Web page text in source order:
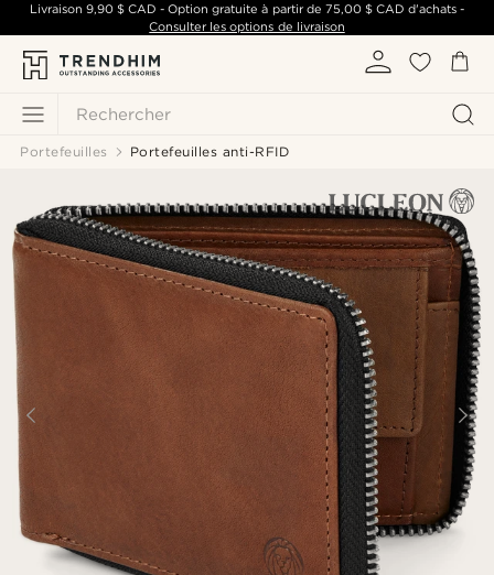
Rechercher
Livraison 9,90 $ CAD - Option gratuite à partir de 75,00 $ CAD d'achats -
Consulter les options de livraison
Portefeuilles Portefeuilles anti-RFID